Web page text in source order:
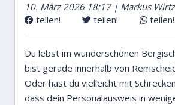
10. März 2026 18:17 | Markus Wirtz
teilen!
teilen! teilen!
Du lebst im wunderschönen
bist gerade innerhalb von
Oder hast du vielleicht mit
dass dein Personalausweis in